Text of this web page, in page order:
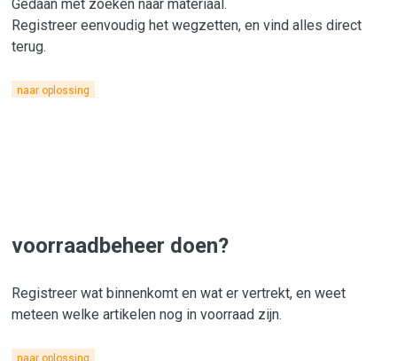
Gedaan met zoeken naar materiaal.
Registreer eenvoudig het wegzetten, en vind alles direct
terug.
naar oplossing
voorraadbeheer doen?
Registreer wat binnenkomt en wat er vertrekt, en weet
meteen welke artikelen nog in voorraad zijn.
naar oplossing